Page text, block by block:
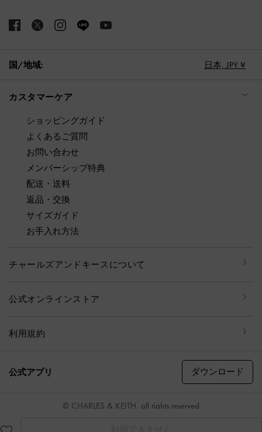
国/地域: 日本, JPY ¥
カスタマーケア
ショッピングガイド
よくあるご質問
お問い合わせ
メンバーシップ特典
配送・送料
返品・交換
サイズガイド
お手入れ方法
チャールズアンドキースについて
公式オンラインストア
利用規約
公式アプリ ダウンロード
© CHARLES & KEITH, all rights reserved